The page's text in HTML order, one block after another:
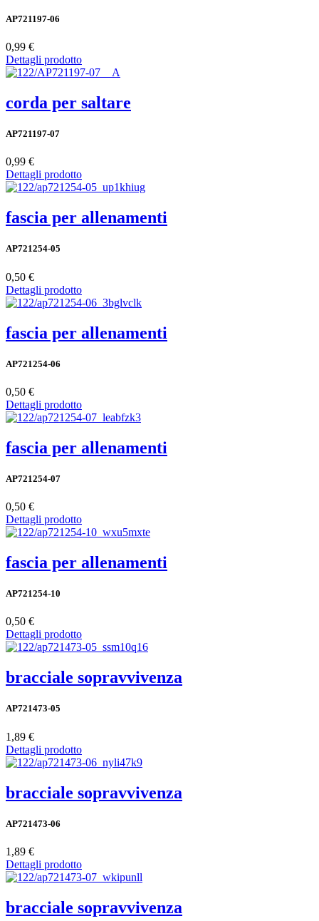
AP721197-06
0,99 €
Dettagli prodotto
corda per saltare
AP721197-07
0,99 €
Dettagli prodotto
fascia per allenamenti
AP721254-05
0,50 €
Dettagli prodotto
fascia per allenamenti
AP721254-06
0,50 €
Dettagli prodotto
fascia per allenamenti
AP721254-07
0,50 €
Dettagli prodotto
fascia per allenamenti
AP721254-10
0,50 €
Dettagli prodotto
bracciale sopravvivenza
AP721473-05
1,89 €
Dettagli prodotto
bracciale sopravvivenza
AP721473-06
1,89 €
Dettagli prodotto
bracciale sopravvivenza